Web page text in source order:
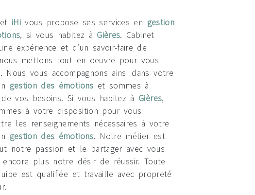
iHivous propose ses services en gestion
, si vous habitez à Gières. Cabinet
expérience et d’un savoir-faire de
mettons tout en oeuvre pour vous
Nous vous accompagnons ainsi dans votre
gestion des émotions et sommes à
de vos besoins. Si vous habitez à Gières,
à votre disposition pour vous
les renseignements nécessaires à votre
gestion des émotions. Notre métier est
notre passion et le partager avec vous
encore plus notre désir de réussir. Toute
est qualifiée et travaille avec propreté